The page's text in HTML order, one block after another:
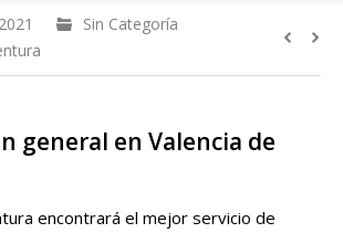
Sin Categoría
general en Valencia de
encontrará el mejor servicio de